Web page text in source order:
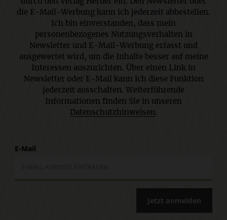
die E-Mail-Werbung kann ich jederzeit abbestellen.
Ich bin einverstanden, dass mein
personenbezogenes Nutzungsverhalten in
Newsletter und E-Mail-Werbung erfasst und
ausgewertet wird, um die Inhalte besser auf meine
Interessen auszurichten. Über einen Link in
Newsletter oder E-Mail kann ich diese Funktion
jederzeit ausschalten. Weiterführende
Informationen finden Sie in unseren
Datenschutzhinweisen.
E-Mail
Jetzt anmelden